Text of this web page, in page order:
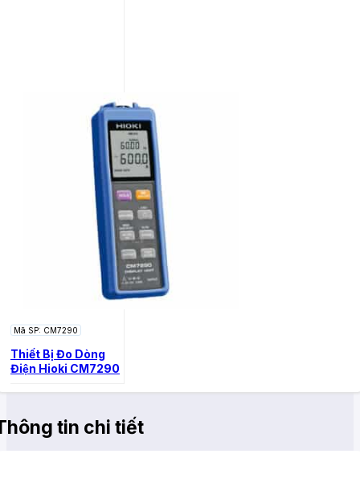
Mã SP: CM7290
Thiết Bị Đo Dòng
Điện Hioki CM7290
tin chi tiết